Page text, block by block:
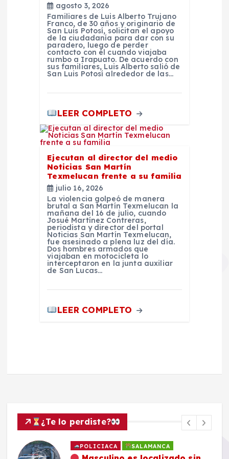
agosto 3, 2026
Familiares de Luis Alberto Trujano
Franco, de 30 años y originario de
San Luis Potosí, solicitan el apoyo
de la ciudadanía para dar con su
paradero, luego de perder
contacto con él cuando viajaba
rumbo a Irapuato. De acuerdo con
sus familiares, Luis Alberto salió de
San Luis Potosí alrededor de las…
LEER COMPLETO
Ejecutan al director del medio
Noticias San Martín
Texmelucan frente a su familia
julio 16, 2026
La violencia golpeó de manera
brutal a San Martín Texmelucan la
mañana del 16 de julio, cuando
Josué Martínez Contreras,
periodista y director del portal
Noticias San Martín Texmelucan,
fue asesinado a plena luz del día.
Dos hombres armados que
viajaban en motocicleta lo
interceptaron en la junta auxiliar
de San Lucas…
LEER COMPLETO
¿Te lo perdiste?
POLICIACA SALAMANCA